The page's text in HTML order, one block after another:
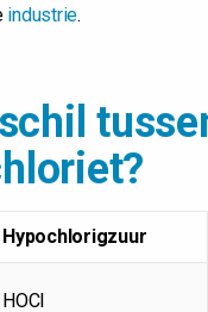
industrie.
Hypochlorigzuur
HOCl